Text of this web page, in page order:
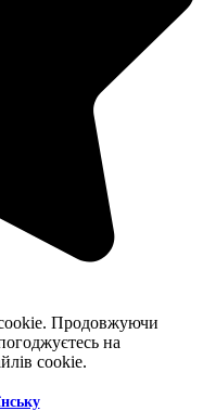
Продовжуючи
на
cookie.